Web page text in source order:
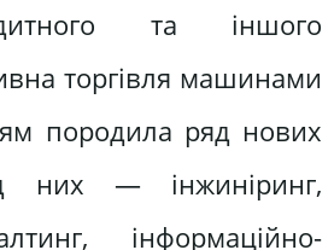
та іншого
торгівля машинами
породила ряд нових
них — інжиніринг,
інформаційно-